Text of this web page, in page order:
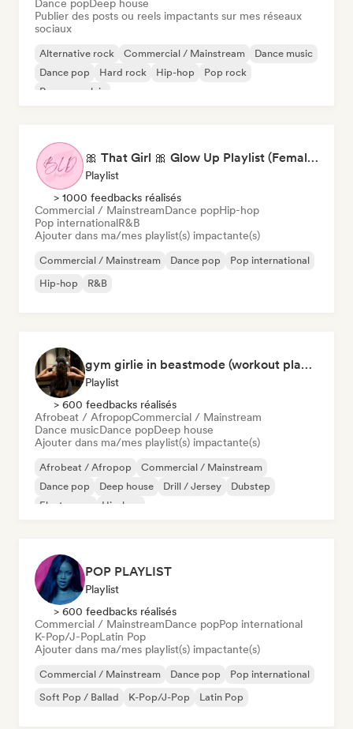
Dance popDeep house
Publier des posts ou reels impactants sur mes réseaux
sociaux
Alternative rock Commercial / Mainstream
Dance music
Dance pop
Hard rock Hip-hop
Pop rock
Rap en anglais
🎀 That Girl 🎀 Glow Up Playlist (Female Artists)
Playlist
> 1000 feedbacks réalisés
Commercial / MainstreamDance popHip-hop
Pop internationalR&B
Ajouter dans ma/mes playlist(s) impactante(s)
Commercial / Mainstream Dance pop
Pop international
Hip-hop
R&B
gym girlie in beastmode (workout playlist) 💪🎀
Playlist
> 600 feedbacks réalisés
Afrobeat / AfropopCommercial / Mainstream
Dance musicDance popDeep house
Ajouter dans ma/mes playlist(s) impactante(s)
Afrobeat / Afropop
Commercial / Mainstream
Dance pop
Deep house Drill / Jersey
Dubstep
Electropop
Hip-hop
POP PLAYLIST
Playlist
> 600 feedbacks réalisés
Commercial / MainstreamDance popPop international
K-Pop/J-PopLatin Pop
Ajouter dans ma/mes playlist(s) impactante(s)
Commercial / Mainstream Dance pop
Pop international
Soft Pop / Ballad
K-Pop/J-Pop Latin Pop